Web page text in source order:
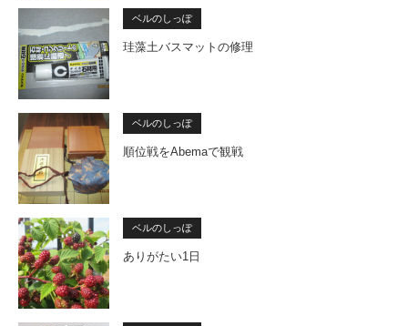
ベルのしっぽ
珪藻土バスマットの修理
ベルのしっぽ
順位戦をAbemaで観戦
ベルのしっぽ
ありがたい1日